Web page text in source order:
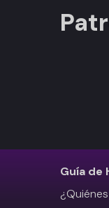
Guía de